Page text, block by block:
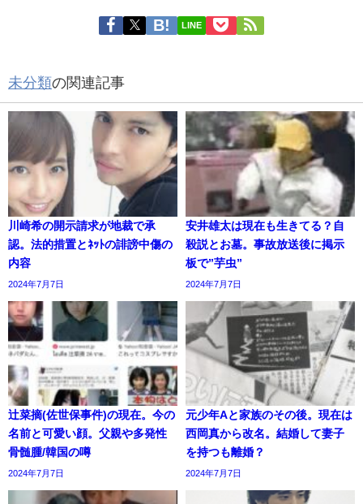
LINE
未分類の関連記事
川崎希の開示請求が地裁で承
認。法的措置とﾈｯﾄの誹謗中傷の
内容
2024年7月7日
安井雄太は現在も生きてる？自
殺説とお墓。事故放送後に掲示
板で”芋虫”
2024年7月7日
辻菜摘(佐世保事件)の現在。今の
名前と可愛い顔。父親や多発性
骨髄腫/韓国の噂
2024年7月7日
元少年Aと家族のその後。現在は
西岡真から改名。結婚して妻子
を持つも離婚？
2024年7月7日